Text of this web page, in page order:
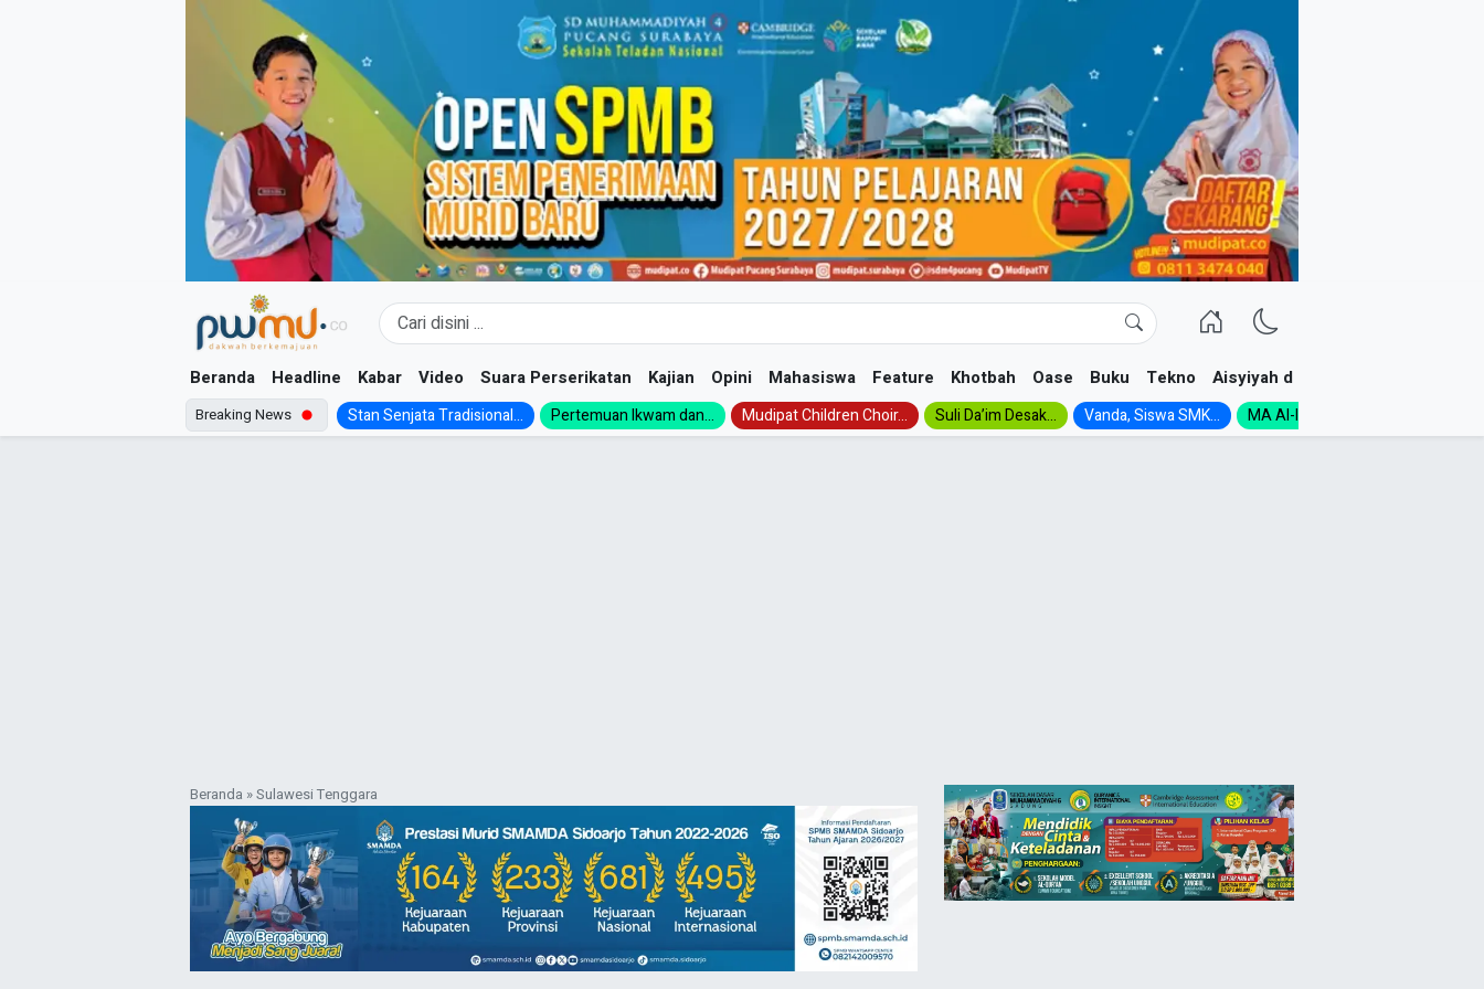
Beranda Headline Kabar Video Suara Perserikatan Kajian Opini Mahasiswa Feature Khotbah Oase Buku Tekno Aisyiyah dan NA
Breaking News Stan Senjata Tradisional... Pertemuan Ikwam dan... Mudipat Children Choir... Suli Da’im Desak... Vanda, Siswa SMK... MA Al-Ishlah Gelar...
Beranda »Sulawesi Tenggara